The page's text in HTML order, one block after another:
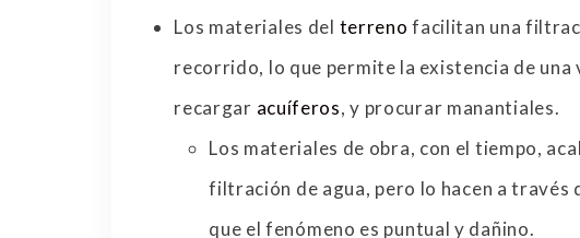
Los materiales del terreno facilitan una
recorrido, lo que permite la existencia de
recargar acuíferos, y procurar manantiales.
Los materiales de obra, con el tiempo,
filtración de agua, pero lo hacen a
que el fenómeno es puntual y dañino.